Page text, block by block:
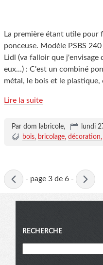
La première étant utile pour
ponceuse. Modèle PSBS
Lidl (va falloir que j'envisage
eux...) : C'est un combiné
métal, le bois et le
Lire la suite
Par dom labricole, lundi
bois
bricolage décoration
- page 3 de 6 -
Menu
RECHERCHE